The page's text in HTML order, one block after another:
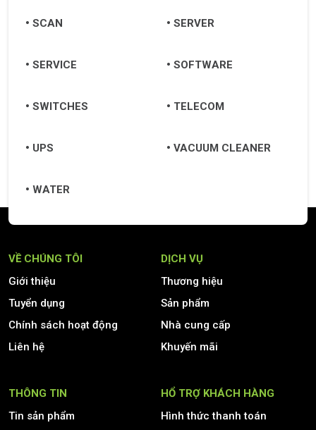
SCAN SERVER
SERVICE SOFTWARE
SWITCHES TELECOM
UPS VACUUM CLEANER
WATER
VỀ CHÚNG TÔI
Giới thiệu
Tuyển dụng
Chính sách hoạt động
Liên hệ
DỊCH VỤ
Thương hiệu
Sản phẩm
Nhà cung cấp
Khuyến mãi
THÔNG TIN
Tin sản phẩm
HỔ TRỢ KHÁCH HÀNG
Hình thức thanh toán